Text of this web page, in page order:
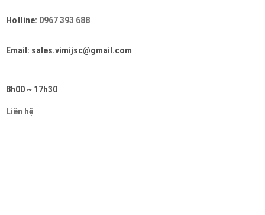
Hotline: 0967 393 688
Email: sales.vimijsc@gmail.com
8h00 ~ 17h30
Liên hệ